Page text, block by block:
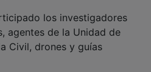
los investigadores
agentes de la Unidad de
Civil, drones y guías